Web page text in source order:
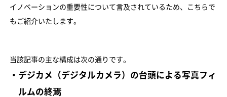
イノベーションの重要性について言及されているため、こちらで
もご紹介いたします。
当該記事の主な構成は次の通りです。
・デジカメ（デジタルカメラ）の台頭による写真フィ
ルムの終焉